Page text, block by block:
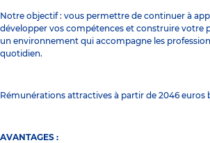
Notre objectif : vous permettre de continuer à
développer vos compétences et construire votre
un environnement qui accompagne les
quotidien.
Rémunérations attractives à partir de 2046 euros
AVANTAGES :